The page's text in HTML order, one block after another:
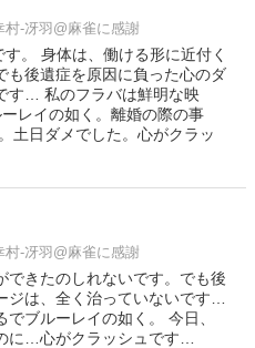
村-冴羽@麻雀に感謝
。 身体は、働ける形に近付く
も後遺症を原因に負った心のダ
す… 私のフラバは鮮明な映
レイの如く。離婚の際の事
土日ダメでした。心がクラッ
村-冴羽@麻雀に感謝
できたのしれないです。でも後
ジは、全く治っていないです…
ブルーレイの如く。 今日、
に…心がクラッシュです…